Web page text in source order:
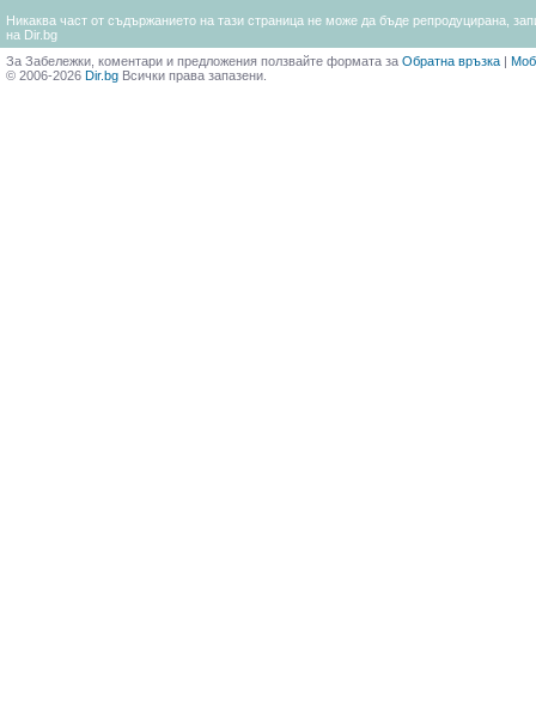
Никаква част от съдържанието на тази страница не може да бъде репродуцирана,
на Dir.bg
За Забележки, коментари и предложения ползвайте формата за Обратна връзка |
© 2006-2026 Dir.bg Всички права запазени.